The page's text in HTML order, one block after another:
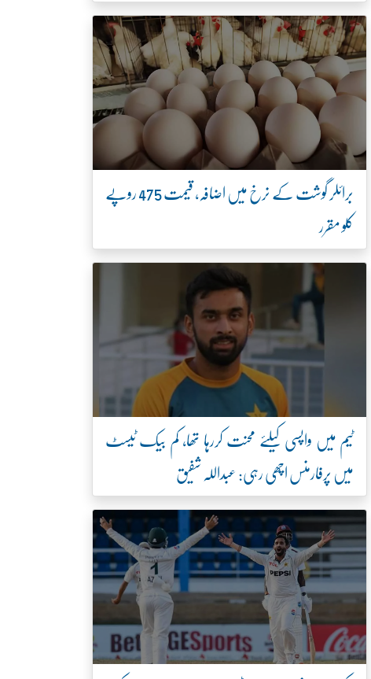
برائلر گوشت کے نرخ میں اضافہ، قیمت 475 روپے
کلو مقرر
ٹیم میں واپسی کیلئے محنت کررہا تھا، کم بیک ٹیسٹ
میں پرفارمنس اچھی رہی: عبداللہ شفیق